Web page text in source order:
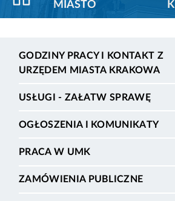
MIASTO
GODZINY PRACY I KONTAKT Z
URZĘDEM MIASTA KRAKOWA
USŁUGI - ZAŁATW SPRAWĘ
OGŁOSZENIA I KOMUNIKATY
PRACA W UMK
ZAMÓWIENIA PUBLICZNE